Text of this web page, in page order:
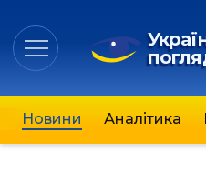
Новини Аналітика